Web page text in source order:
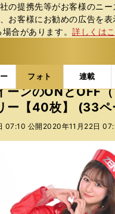
の提携先等がお客様のニ
お客様にお勧めの広告を
合があります。詳しくは
フォト 連載
ャラリー スポーツビ
ーンのONとOFF
ー【40枚】 (33ペ
07:10 公開 2020年11月22日